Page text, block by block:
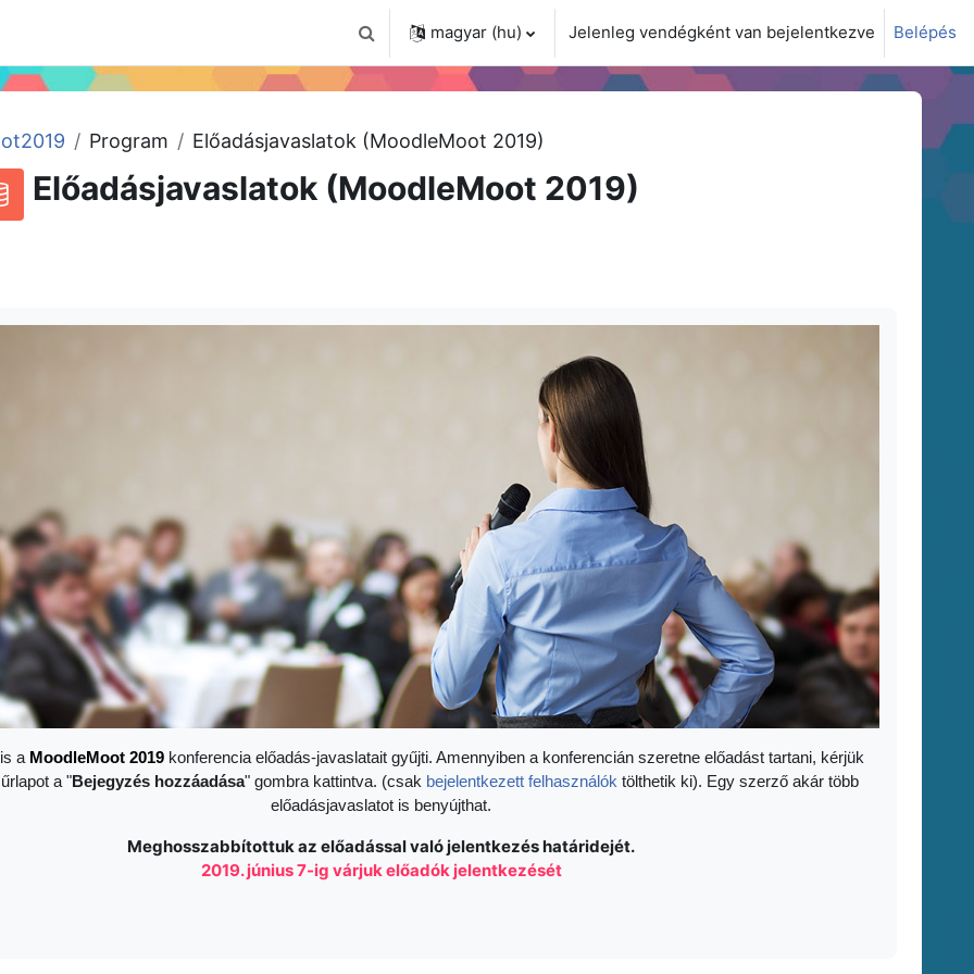
Keresési bemeneti adatok váltása
magyar ‎(hu)‎ Jelenleg vendégként van bejelentkezve Belépés
Program Előadásjavaslatok (MoodleMoot 2019)
Előadásjavaslatok (MoodleMoot 2019)
a MoodleMoot 2019 konferencia előadás-javaslatait gyűjti. Amennyiben a konferencián szeretne előadást tartani, kérjük
a "Bejegyzés hozzáadása" gombra kattintva. (csak bejelentkezett felhasználók tölthetik ki). Egy szerző akár több
előadásjavaslatot is benyújthat.
Meghosszabbítottuk az előadással való jelentkezés határidejét.
2019. június 7-ig várjuk előadók jelentkezését